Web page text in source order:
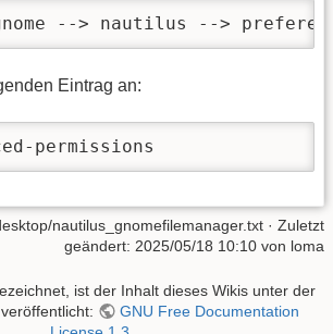
--> nautilus -->
Eintrag an:
permissions
nautilus_gnomefilemanager.txt · Zuletzt
geändert: 2025/05/18 10:10 von loma
ist der Inhalt dieses Wikis unter der
GNU Free Documentation